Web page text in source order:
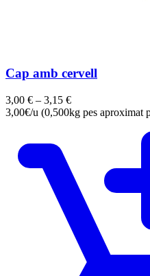
Cap amb cervell
3,00 € – 3,15 €
3,00€/u (0,500kg pes aproximat